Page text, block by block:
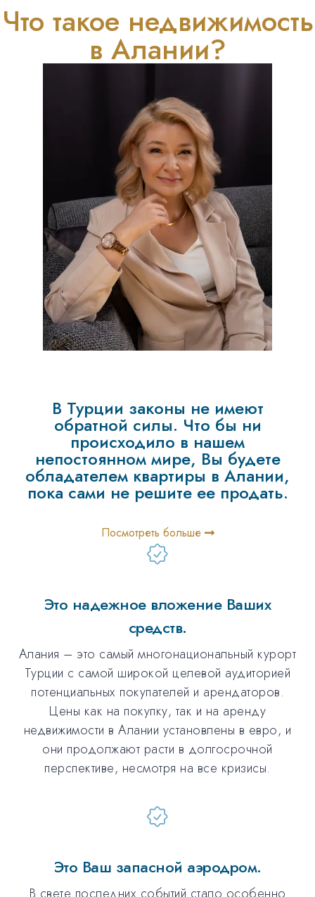
Что такое недвижимость
в Алании?
В Турции законы не имеют
обратной силы. Что бы ни
происходило в нашем
непостоянном мире, Вы будете
обладателем квартиры в Алании,
пока сами не решите ее продать.
Посмотреть больше
Это надежное вложение Ваших
средств.
Алания – это самый многонациональный курорт
Турции с самой широкой целевой аудиторией
потенциальных покупателей и арендаторов.
Цены как на покупку, так и на аренду
недвижимости в Алании установлены в евро, и
они продолжают расти в долгосрочной
перспективе, несмотря на все кризисы.
Это Ваш запасной аэродром.
В свете последних событий стало особенно